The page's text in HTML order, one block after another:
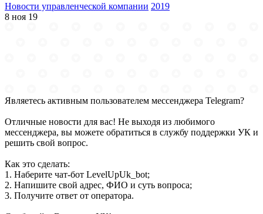
Новости управленческой компании 2019
8 ноя 19
Являетесь активным пользователем мессенджера Telegram?
Отличные новости для вас! Не выходя из любимого
мессенджера, вы можете обратиться в службу поддержки УК и
решить свой вопрос.
Как это сделать:
1. Наберите чат-бот LevelUpUk_bot;
2. Напишите свой адрес, ФИО и суть вопроса;
3. Получите ответ от оператора.